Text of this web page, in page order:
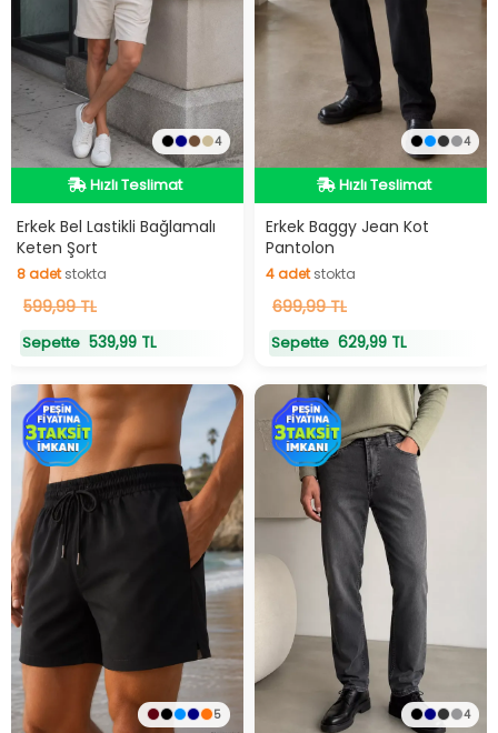
4
Hızlı Teslimat
Hızlı Teslimat
Erkek Bel Lastikli Bağlamalı
Keten Şort
8adetstokta
8adetstokta
599,99 TL
Sepette 539,99 TL
4
Hızlı Teslimat
Hızlı Teslimat
Erkek Baggy Jean Kot
Pantolon
4adetstokta
4adetstokta
699,99 TL
Sepette 629,99 TL
5 4